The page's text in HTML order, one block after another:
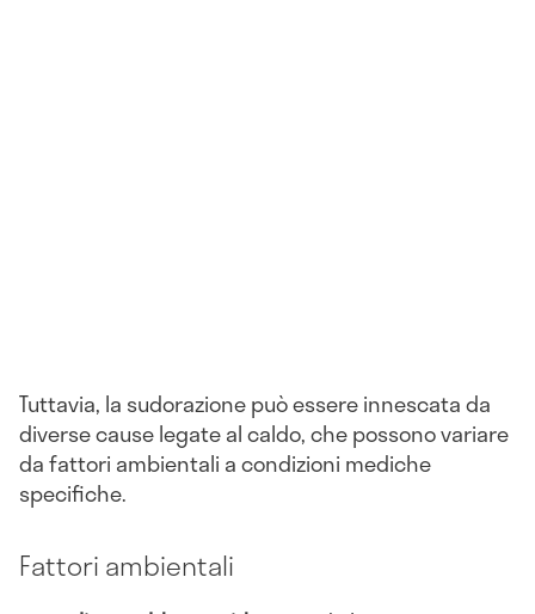
Tuttavia, la sudorazione può essere innescata da
diverse cause legate al caldo, che possono variare
da fattori ambientali a condizioni mediche
specifiche.
Fattori ambientali